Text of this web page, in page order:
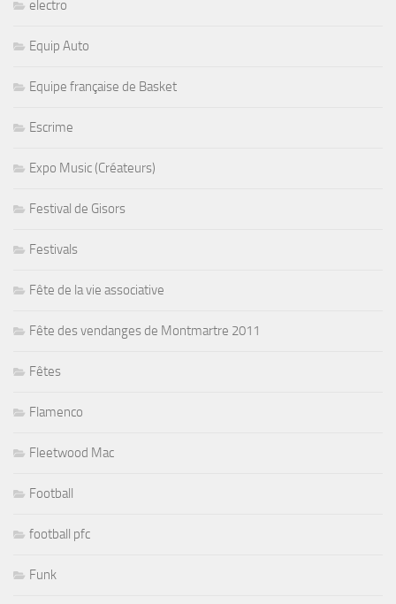
electro
Equip Auto
Equipe française de Basket
Escrime
Expo Music (Créateurs)
Festival de Gisors
Festivals
Fête de la vie associative
Fête des vendanges de Montmartre 2011
Fêtes
Flamenco
Fleetwood Mac
Football
football pfc
Funk